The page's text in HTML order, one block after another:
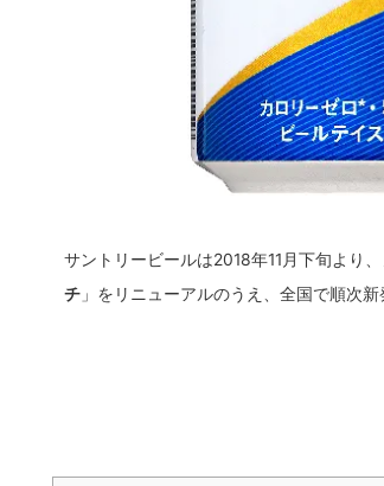
サントリービールは2018年11月下旬より
チ 」をリニューアルのうえ、全国で順次新